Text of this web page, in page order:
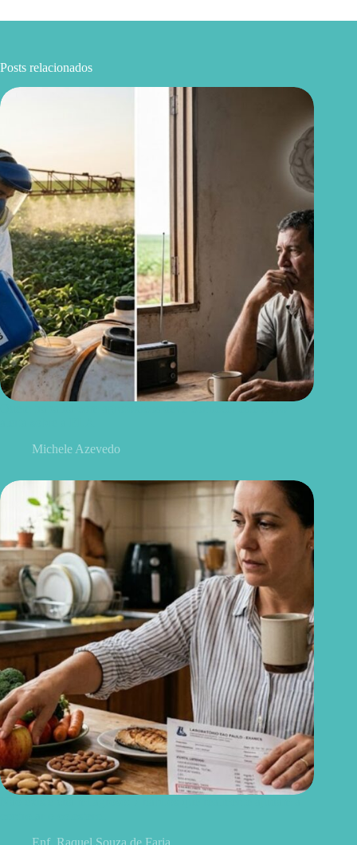
Posts relacionados
Michele Azevedo
Enf. Raquel Souza de Faria